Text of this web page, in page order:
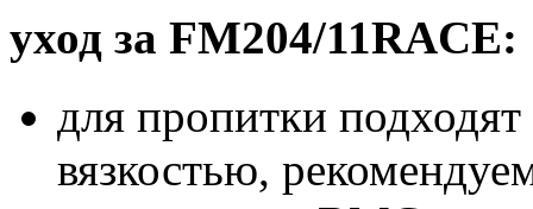
уход за FM204/11RACE:
для пропитки
вязкостью,